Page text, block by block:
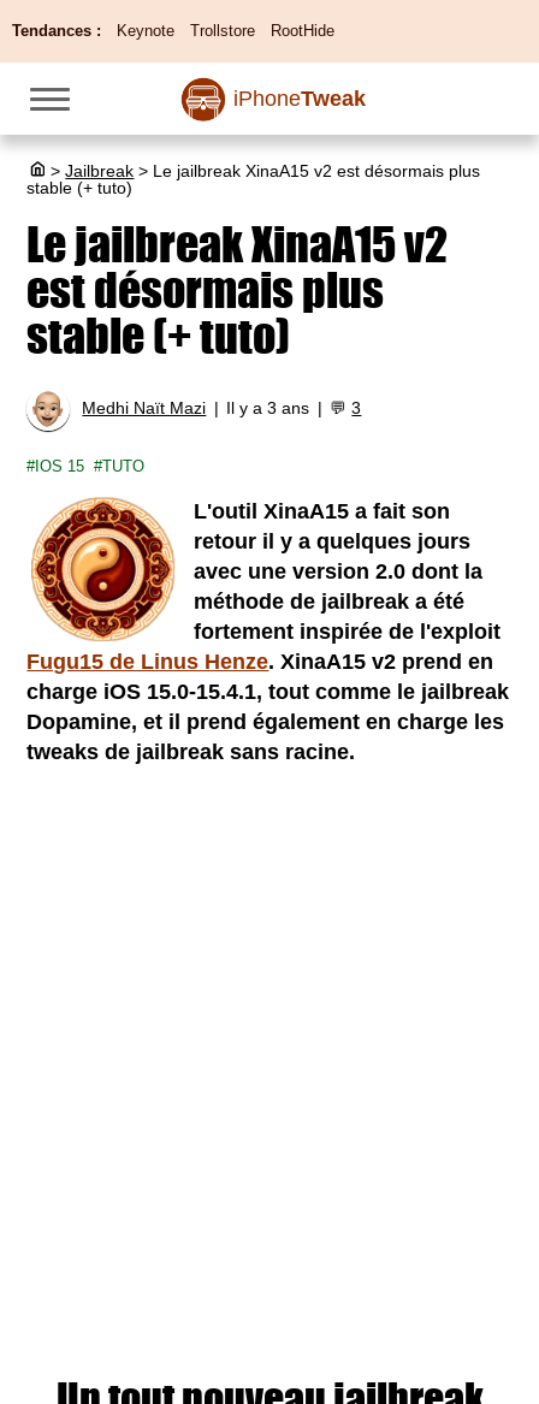
Tendances : Keynote Trollstore RootHide
iPhoneTweak
> Jailbreak > Le jailbreak XinaA15 v2 est désormais plus
stable (+ tuto)
Le jailbreak XinaA15 v2
est désormais plus
stable (+ tuto)
Medhi Naït Mazi Il y a 3 ans 💬3
IOS 15 TUTO
L'outil XinaA15 a fait son
retour il y a quelques jours
avec une version 2.0 dont la
méthode de jailbreak a été
fortement inspirée de l'exploit
Fugu15 de Linus Henze. XinaA15 v2 prend en
charge iOS 15.0-15.4.1, tout comme le jailbreak
Dopamine, et il prend également en charge les
tweaks de jailbreak sans racine.